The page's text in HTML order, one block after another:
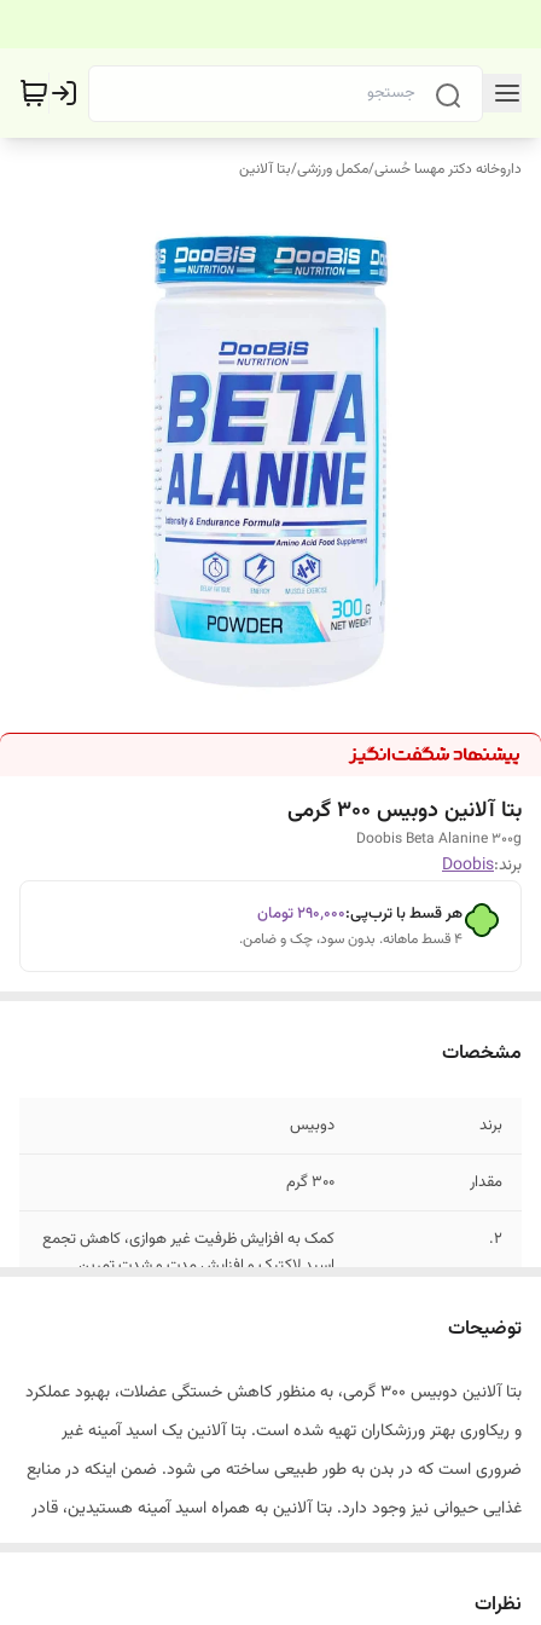
داروخانه دکتر مهسا حُسنی/مکمل ورزشی/بتا آلانین
بتا آلانین دوبیس 300 گرمی
Doobis Beta Alanine 300g
برند:Doobis
هر قسط با ترب‌پی:۲۹۰٬۰۰۰تومان
۴ قسط ماهانه. بدون سود، چک و ضامن.
مشخصات
برند دوبیس
مقدار 300 گرم
2.
کمک به افزایش ظرفیت غیر هوازی، کاهش تجمع
اسید لاکتیک و افزایش مدت و شدت تمرین
1.
مفید برای به تعویق انداختن خستگی عضلانی با
افزایش تولید کارنوزین عضلات
توضیحات
بتا آلانین دوبیس 300 گرمی، به منظور کاهش خستگی عضلات، بهبود عملکرد
و ریکاوری بهتر ورزشکاران تهیه شده است. بتا آلانین یک اسید آمینه غیر
ضروری است که در بدن به طور طبیعی ساخته می شود. ضمن اینکه در منابع
غذایی حیوانی نیز وجود دارد. بتا آلانین به همراه اسید آمینه هستیدین، قادر
نظرات